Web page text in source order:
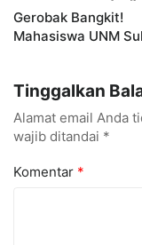
Gerobak Bangkit!
Mahasiswa UNM
Tinggalkan
Alamat email Anda
wajib ditandai *
Komentar *